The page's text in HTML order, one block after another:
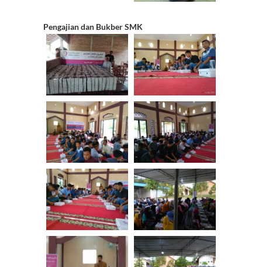
Pengajian dan Bukber SMK